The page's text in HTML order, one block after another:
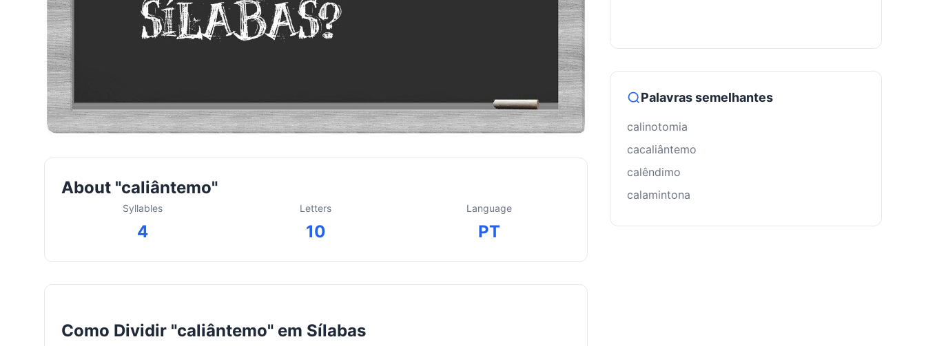
About "caliântemo"
Syllables
4
Letters
10
Language
PT
Como Dividir "caliântemo" em Sílabas
Palavras semelhantes
calinotomia
cacaliântemo
calêndimo
calamintona